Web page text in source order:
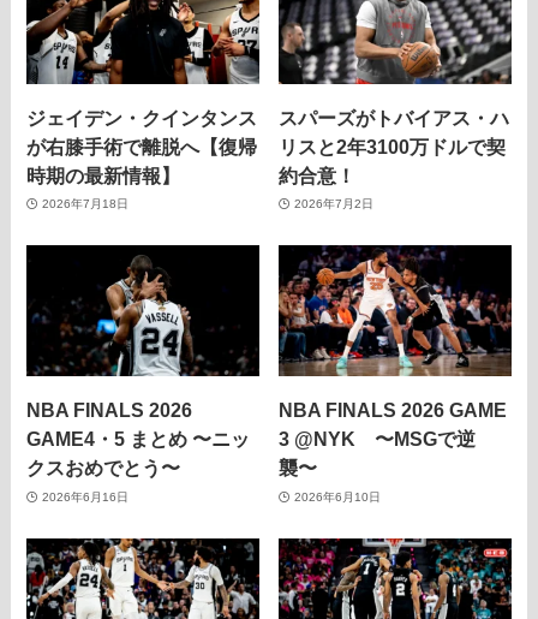
ジェイデン・クインタンス
が右膝手術で離脱へ【復帰
時期の最新情報】
2026年7月18日
スパーズがトバイアス・ハ
リスと2年3100万ドルで契
約合意！
2026年7月2日
NBA FINALS 2026
GAME4・5 まとめ 〜ニッ
クスおめでとう〜
2026年6月16日
NBA FINALS 2026 GAME
3 @NYK 〜MSGで逆
襲〜
2026年6月10日